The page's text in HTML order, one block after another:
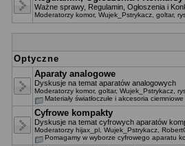
Ważne sprawy, Regulamin, Ogłoszenia i
Moderatorzy komor, Wujek_Pstrykacz goltar,
Optyczne
Aparaty analogowe
Dyskusje na temat aparatów analogowych
Moderatorzy komor, goltar, Wujek_Pstrykacz
Materiały światłoczułe i akcesoria ciemniowe
Cyfrowe kompakty
Dyskusje na temat cyfrowych aparatów
Moderatorzy hijax_pl Wujek_Pstrykacz
Pomagamy w wyborze cyfrowego aparatu